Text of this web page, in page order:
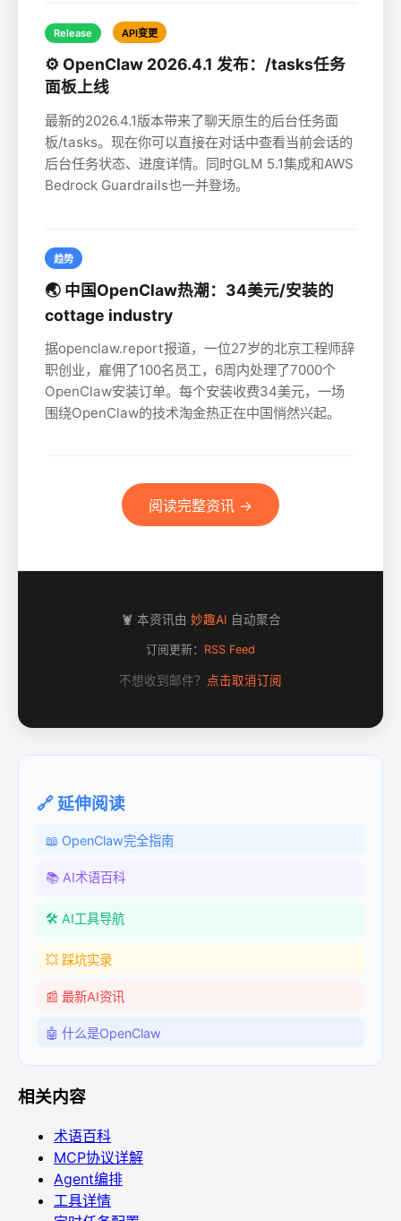
Release API变更
⚙️ OpenClaw 2026.4.1 发布：/tasks任务
面板上线
最新的2026.4.1版本带来了聊天原生的后台任务面
板/tasks。现在你可以直接在对话中查看当前会话的
后台任务状态、进度详情。同时GLM 5.1集成和AWS
Bedrock Guardrails也一并登场。
趋势
🌏 中国OpenClaw热潮：34美元/安装的
cottage industry
据openclaw.report报道，一位27岁的北京工程师辞
职创业，雇佣了100名员工，6周内处理了7000个
OpenClaw安装订单。每个安装收费34美元，一场
围绕OpenClaw的技术淘金热正在中国悄然兴起。
阅读完整资讯 →
🦞 本资讯由 妙趣AI 自动聚合
订阅更新： RSS Feed
不想收到邮件？ 点击取消订阅
🔗 延伸阅读
📖 OpenClaw完全指南
📚 AI术语百科
🛠️ AI工具导航
💥 踩坑实录
📰 最新AI资讯
🤖 什么是OpenClaw
相关内容
术语百科
MCP协议详解
Agent编排
工具详情